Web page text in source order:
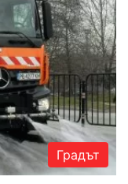
Градът